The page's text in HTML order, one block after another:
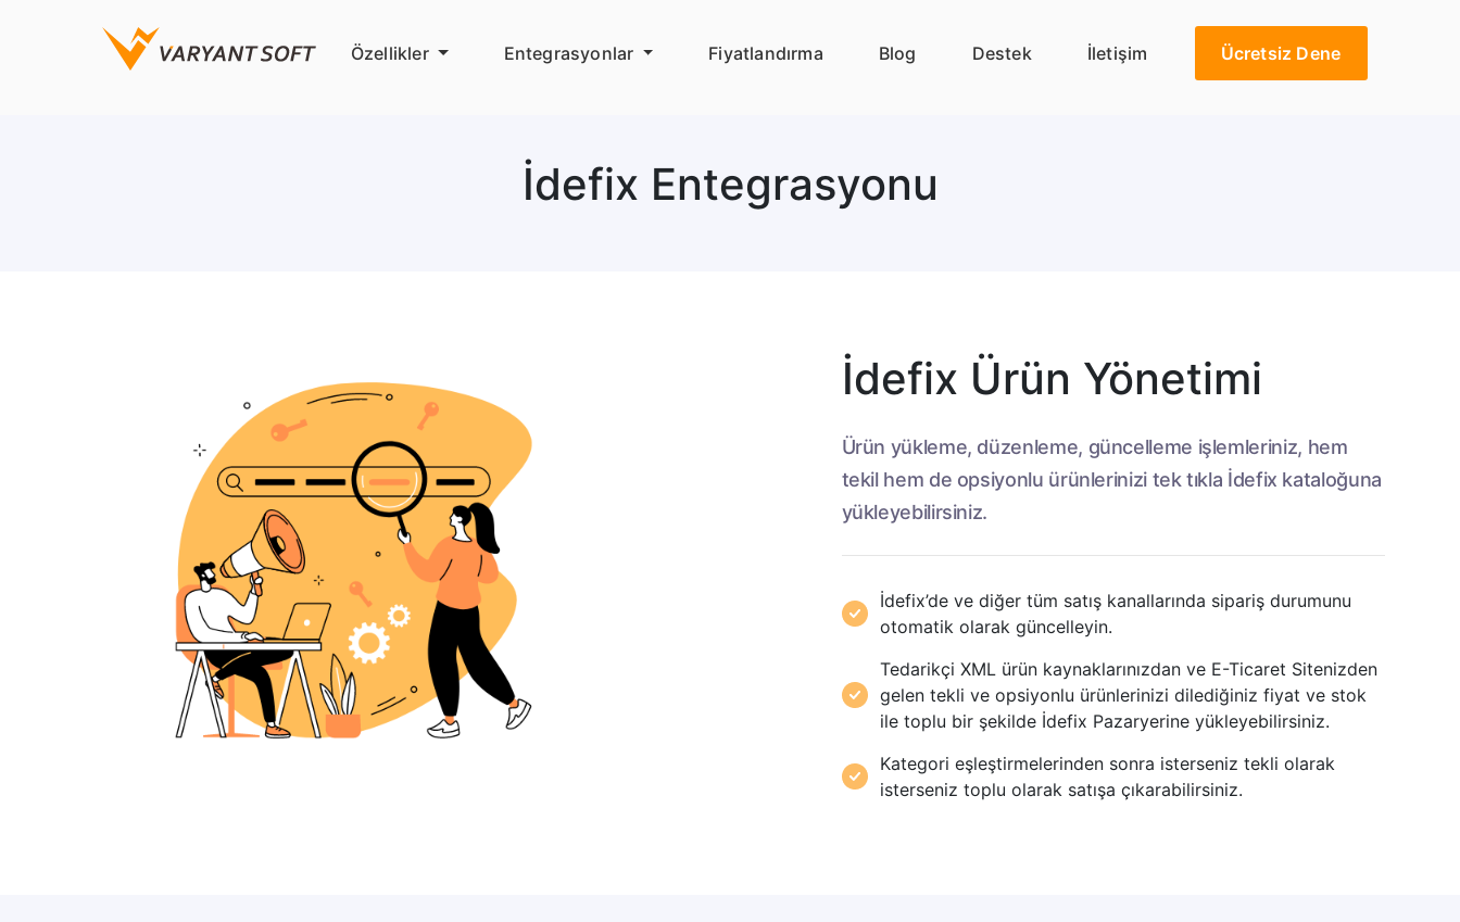
Özellikler Entegrasyonlar Fiyatlandırma Blog Destek İletişim Ücretsiz Dene
İdefix Entegrasyonu
İdefix Ürün Yönetimi
Ürün yükleme, düzenleme, güncelleme işlemleriniz, hem
tekil hem de opsiyonlu ürünlerinizi tek tıkla İdefix kataloğuna
yükleyebilirsiniz.
İdefix’de ve diğer tüm satış kanallarında sipariş durumunu
otomatik olarak güncelleyin.
Tedarikçi XML ürün kaynaklarınızdan ve E-Ticaret Sitenizden
gelen tekli ve opsiyonlu ürünlerinizi dilediğiniz fiyat ve stok
ile toplu bir şekilde İdefix Pazaryerine yükleyebilirsiniz.
Kategori eşleştirmelerinden sonra isterseniz tekli olarak
isterseniz toplu olarak satışa çıkarabilirsiniz.